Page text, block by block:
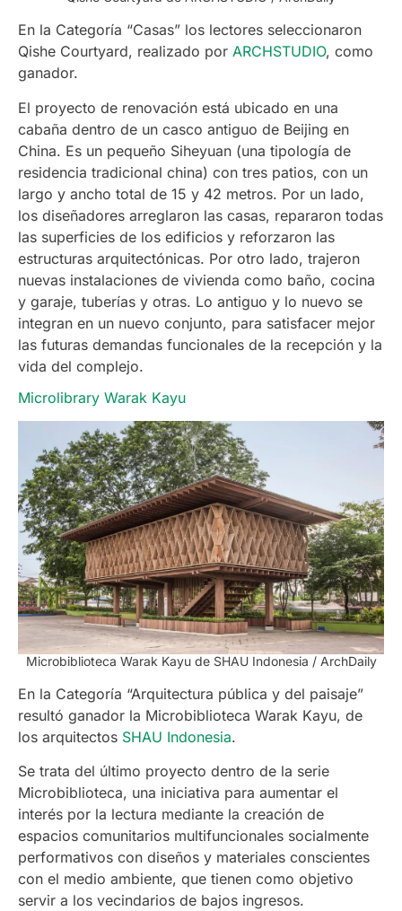
En la Categoría “Casas” los lectores seleccionaron
Qishe Courtyard, realizado por ARCHSTUDIO, como
ganador.
El proyecto de renovación está ubicado en una
cabaña dentro de un casco antiguo de Beijing en
China. Es un pequeño Siheyuan (una tipología de
residencia tradicional china) con tres patios, con un
largo y ancho total de 15 y 42 metros. Por un lado,
los diseñadores arreglaron las casas, repararon todas
las superficies de los edificios y reforzaron las
estructuras arquitectónicas. Por otro lado, trajeron
nuevas instalaciones de vivienda como baño, cocina
y garaje, tuberías y otras. Lo antiguo y lo nuevo se
integran en un nuevo conjunto, para satisfacer mejor
las futuras demandas funcionales de la recepción y la
vida del complejo.
Microlibrary Warak Kayu
Microbiblioteca Warak Kayu de SHAU Indonesia / ArchDaily
En la Categoría “Arquitectura pública y del paisaje”
resultó ganador la Microbiblioteca Warak Kayu, de
los arquitectos SHAU Indonesia.
Se trata del último proyecto dentro de la serie
Microbiblioteca, una iniciativa para aumentar el
interés por la lectura mediante la creación de
espacios comunitarios multifuncionales socialmente
performativos con diseños y materiales conscientes
con el medio ambiente, que tienen como objetivo
servir a los vecindarios de bajos ingresos.